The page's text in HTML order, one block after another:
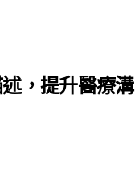
，提升醫療溝